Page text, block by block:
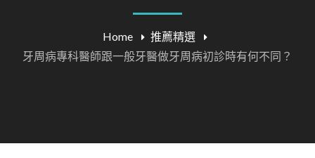
Home
推薦精選
牙周病專科醫師跟一般牙醫做牙周病初診時有何不同？